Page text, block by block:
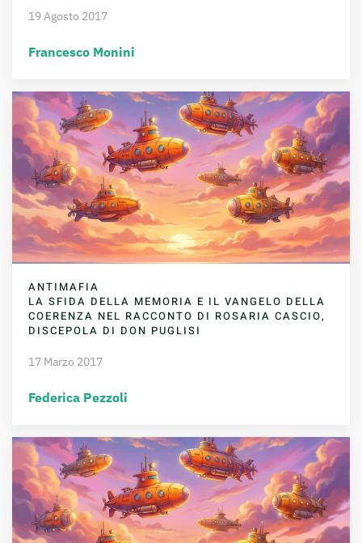
19 Agosto 2017
Francesco Monini
ANTIMAFIA
LA SFIDA DELLA MEMORIA E IL VANGELO DELLA
COERENZA NEL RACCONTO DI ROSARIA CASCIO,
DISCEPOLA DI DON PUGLISI
17 Marzo 2017
Federica Pezzoli